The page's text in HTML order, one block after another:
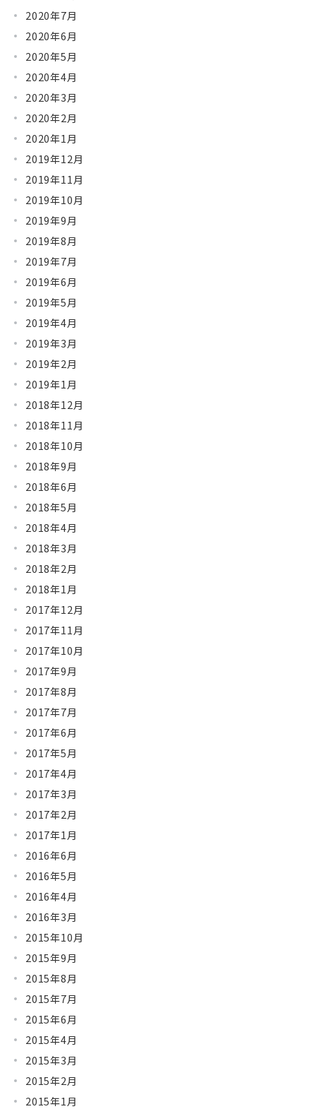
2020年7月
2020年6月
2020年5月
2020年4月
2020年3月
2020年2月
2020年1月
2019年12月
2019年11月
2019年10月
2019年9月
2019年8月
2019年7月
2019年6月
2019年5月
2019年4月
2019年3月
2019年2月
2019年1月
2018年12月
2018年11月
2018年10月
2018年9月
2018年6月
2018年5月
2018年4月
2018年3月
2018年2月
2018年1月
2017年12月
2017年11月
2017年10月
2017年9月
2017年8月
2017年7月
2017年6月
2017年5月
2017年4月
2017年3月
2017年2月
2017年1月
2016年6月
2016年5月
2016年4月
2016年3月
2015年10月
2015年9月
2015年8月
2015年7月
2015年6月
2015年4月
2015年3月
2015年2月
2015年1月